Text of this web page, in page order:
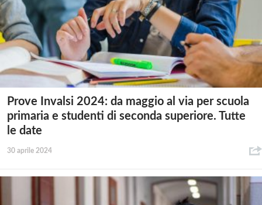
Prove Invalsi 2024: da maggio al via per scuola
primaria e studenti di seconda superiore. Tutte
le date
30 aprile 2024